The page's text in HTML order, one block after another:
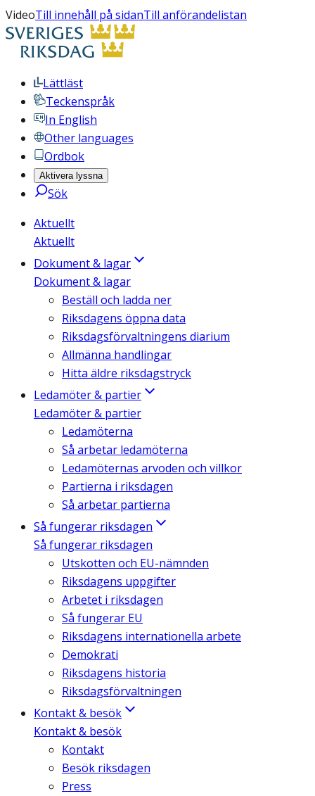
VideoTill innehåll på sidanTill anförandelistan
Lättläst
Teckenspråk
In English
Other languages
Ordbok
Aktivera lyssna
Sök
Aktuellt
Aktuellt
Dokument & lagar
Dokument & lagar
Beställ och ladda ner
Riksdagens öppna data
Riksdagsförvaltningens diarium
Allmänna handlingar
Hitta äldre riksdagstryck
Ledamöter & partier
Ledamöter & partier
Ledamöterna
Så arbetar ledamöterna
Ledamöternas arvoden och villkor
Partierna i riksdagen
Så arbetar partierna
Så fungerar riksdagen
Så fungerar riksdagen
Utskotten och EU-nämnden
Riksdagens uppgifter
Arbetet i riksdagen
Så fungerar EU
Riksdagens internationella arbete
Demokrati
Riksdagens historia
Riksdagsförvaltningen
Kontakt & besök
Kontakt & besök
Kontakt
Besök riksdagen
Press